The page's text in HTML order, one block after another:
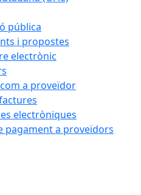
pública
i propostes
electrònic
a proveïdor
electròniques
pagament a proveïdors